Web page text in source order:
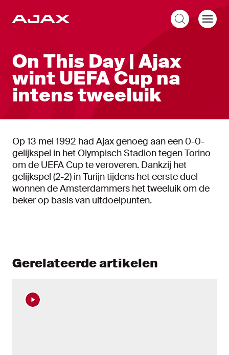
On This Day | Ajax
wint UEFA Cup na
intens tweeluik
Op 13 mei 1992 had Ajax genoeg aan een 0-0-
gelijkspel in het Olympisch Stadion tegen Torino
om de UEFA Cup te veroveren. Dankzij het
gelijkspel (2-2) in Turijn tijdens het eerste duel
wonnen de Amsterdammers het tweeluik om de
beker op basis van uitdoelpunten.
Gerelateerde artikelen